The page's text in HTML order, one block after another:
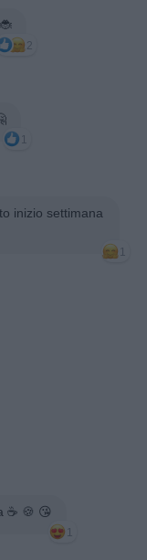
2
1
inizio settimana
1
☕️ 🍪 😘
1